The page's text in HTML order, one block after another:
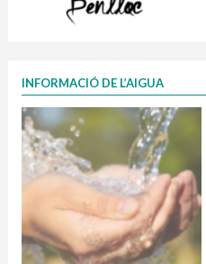
INFORMACIÓ DE L’AIGUA